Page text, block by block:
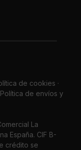
de cookies ·
Política de envíos y
La
España. CIF B-
crédito se